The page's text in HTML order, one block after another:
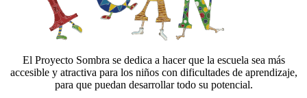
El Proyecto Sombra se dedica a hacer que la escuela sea más
accesible y atractiva para los niños con dificultades de aprendizaje,
para que puedan desarrollar todo su potencial.